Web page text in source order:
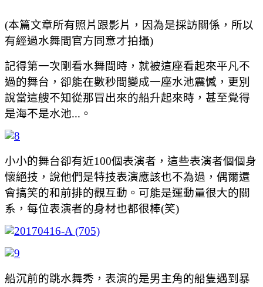
(本篇文章所有照片跟影片，因為是採訪關係，所以
有經過水舞間官方同意才拍攝)
記得第一次剛看水舞間時，就被這座看起來平凡不
過的舞台，卻能在數秒間變成一座水池震憾，更別
說當這艘不知從那冒出來的船升起來時，甚至覺得
是海不是水池...。
小小的舞台卻有近100個表演者，這些表演者個個身
懷絕技，說他們是特技表演應該也不為過，偶爾還
會搞笑的和前排的觀互動。可能是運動量很大的關
系，每位表演者的身材也都很棒(笑)
船沉前的跳水舞秀，表演的是男主角的船隻遇到暴